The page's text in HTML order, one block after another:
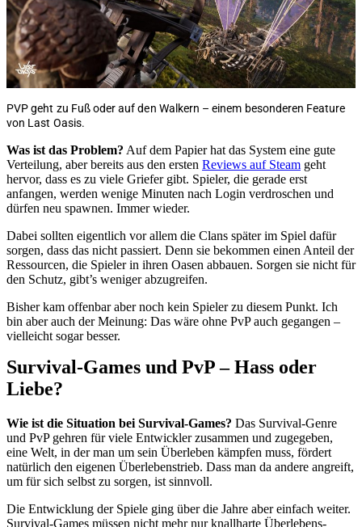
PVP geht zu Fuß oder auf den Walkern – einem besonderen Feature
von Last Oasis.
Was ist das Problem? Auf dem Papier hat das System eine gute
Verteilung, aber bereits aus den ersten Reviews auf Steam geht
hervor, dass es zu viele Griefer gibt. Spieler, die gerade erst
anfangen, werden wenige Minuten nach Login verdroschen und
dürfen neu spawnen. Immer wieder.
Dabei sollten eigentlich vor allem die Clans später im Spiel dafür
sorgen, dass das nicht passiert. Denn sie bekommen einen Anteil der
Ressourcen, die Spieler in ihren Oasen abbauen. Sorgen sie nicht für
den Schutz, gibt’s weniger abzugreifen.
Bisher kam offenbar aber noch kein Spieler zu diesem Punkt. Ich
bin aber auch der Meinung: Das wäre ohne PvP auch gegangen –
vielleicht sogar besser.
Survival-Games und PvP – Hass oder
Liebe?
Wie ist die Situation bei Survival-Games? Das Survival-Genre
und PvP gehren für viele Entwickler zusammen und zugegeben,
eine Welt, in der man um sein Überleben kämpfen muss, fördert
natürlich den eigenen Überlebenstrieb. Dass man da andere angreift,
um für sich selbst zu sorgen, ist sinnvoll.
Die Entwicklung der Spiele ging über die Jahre aber einfach weiter.
Survival-Games müssen nicht mehr nur knallharte Überlebens-